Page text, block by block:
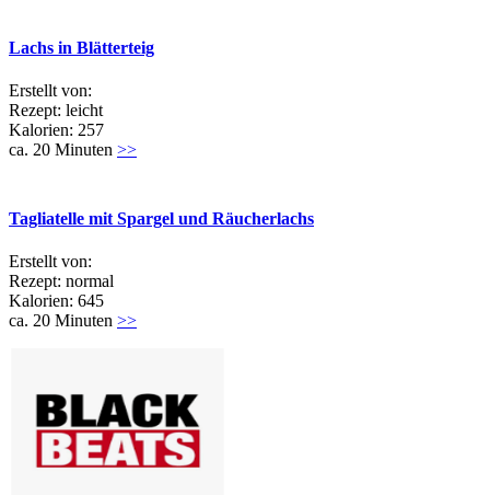
Lachs in Blätterteig
Erstellt von:
Rezept: leicht
Kalorien: 257
ca. 20 Minuten >>
Tagliatelle mit Spargel und Räucherlachs
Erstellt von:
Rezept: normal
Kalorien: 645
ca. 20 Minuten >>